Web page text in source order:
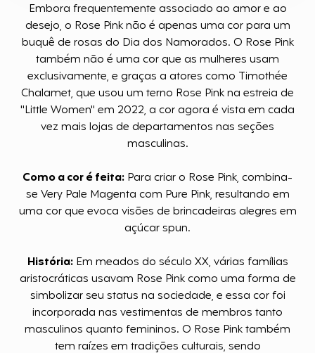
Embora frequentemente associado ao amor e ao
desejo, o Rose Pink não é apenas uma cor para um
buquê de rosas do Dia dos Namorados. O Rose Pink
também não é uma cor que as mulheres usam
exclusivamente, e graças a atores como Timothée
Chalamet, que usou um terno Rose Pink na estreia de
"Little Women" em 2022, a cor agora é vista em cada
vez mais lojas de departamentos nas seções
masculinas.
Como a cor é feita: Para criar o Rose Pink, combina-
se Very Pale Magenta com Pure Pink, resultando em
uma cor que evoca visões de brincadeiras alegres em
açúcar spun.
História:Em meados do século XX, várias famílias
aristocráticas usavam Rose Pink como uma forma de
simbolizar seu status na sociedade, e essa cor foi
incorporada nas vestimentas de membros tanto
masculinos quanto femininos. O Rose Pink também
tem raízes em tradições culturais, sendo